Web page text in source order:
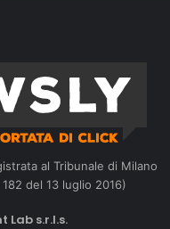
al Tribunale di Milano
del 13 luglio 2016)
Lab s.r.l.s.